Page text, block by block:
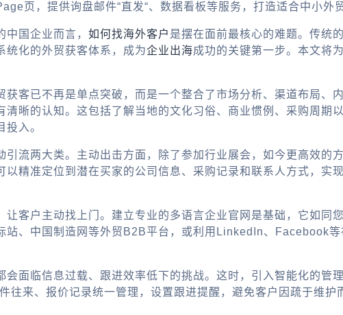
页，提供询盘邮件“直发“、数据看板等服务，打造适合中小外
国企业而言， 如何找海外客户 是摆在面前最核心的难题。传统
统化的外贸获客体系，成为企业出海成功的关键第一步。本文将
客已不再是单点突破，而是一个整合了市场分析、渠道布局、
清晰的认知。这包括了解当地的文化习俗、商业惯例、采购周期
入。
流两大类。主动出击方面，除了参加行业展会，如今更高效的
精准定位到潜在买家的公司信息、采购记录和联系人方式，实
客户主动找上门。建立专业的多语言企业官网是基础，它如同
站、中国制造网等外贸B2B平台，或利用LinkedIn、Facebook
面临信息过载、跟进效率低下的挑战。这时，引入智能化的管
往来、报价记录统一管理，设置跟进提醒，避免客户因疏于维